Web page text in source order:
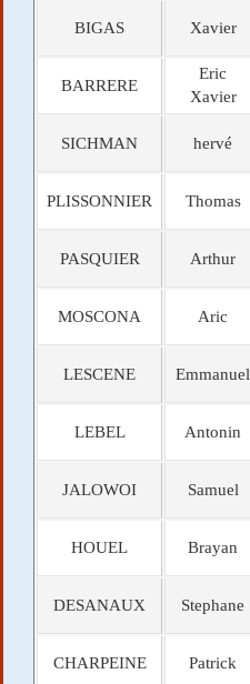
BIGAS Xavier
BARRERE
Eric
Xavier
SICHMAN hervé
PLISSONNIER Thomas
PASQUIER Arthur
MOSCONA Aric
LESCENE Emmanuel
LEBEL Antonin
JALOWOI Samuel
HOUEL Brayan
DESANAUX Stephane
CHARPEINE Patrick